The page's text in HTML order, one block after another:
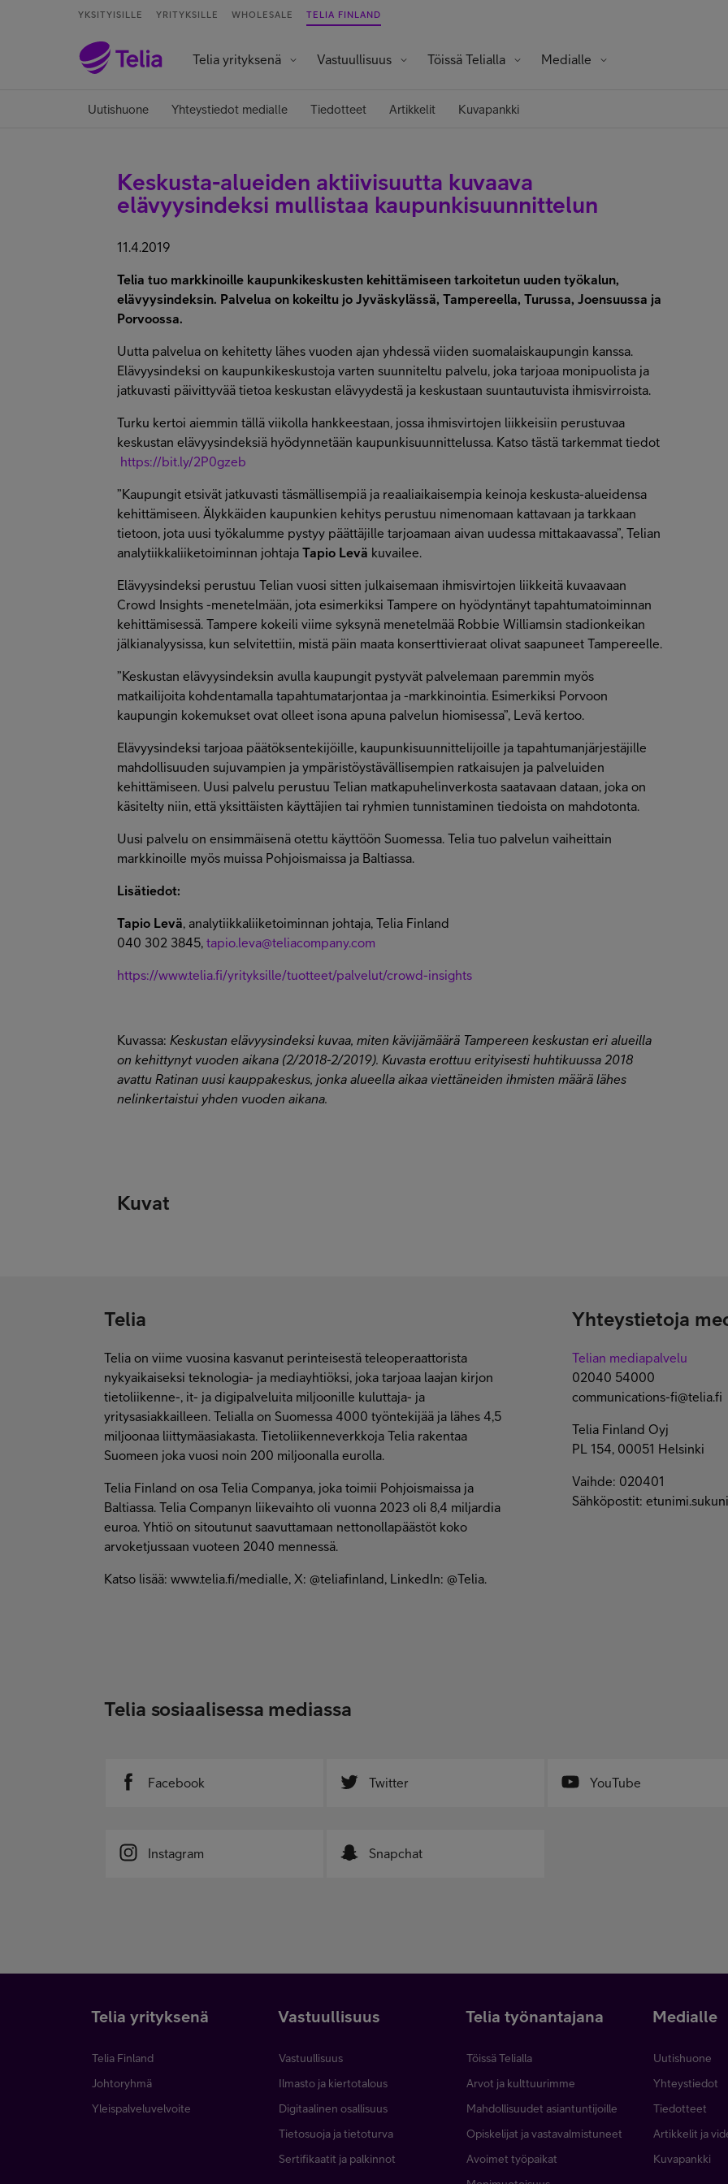
YKSITYISILLE YRITYKSILLE WHOLESALE TELIA FINLAND
Telia yrityksenä Vastuullisuus Töissä Telialla Medialle
Uutishuone Yhteystiedot medialle Tiedotteet Artikkelit Kuvapankki
Keskusta-alueiden aktiivisuutta kuvaava
elävyysindeksi mullistaa kaupunkisuunnittelun
11.4.2019
Telia tuo markkinoille kaupunkikeskusten kehittämiseen tarkoitetun uuden työkalun,
elävyysindeksin. Palvelua on kokeiltu jo Jyväskylässä, Tampereella, Turussa, Joensuussa ja
Porvoossa.
Uutta palvelua on kehitetty lähes vuoden ajan yhdessä viiden suomalaiskaupungin kanssa.
Elävyysindeksi on kaupunkikeskustoja varten suunniteltu palvelu, joka tarjoaa monipuolista ja
jatkuvasti päivittyvää tietoa keskustan elävyydestä ja keskustaan suuntautuvista ihmisvirroista.
Turku kertoi aiemmin tällä viikolla hankkeestaan, jossa ihmisvirtojen liikkeisiin perustuvaa
keskustan elävyysindeksiä hyödynnetään kaupunkisuunnittelussa. Katso tästä tarkemmat tiedot
https://bit.ly/2P0gzeb
”Kaupungit etsivät jatkuvasti täsmällisempiä ja reaaliaikaisempia keinoja keskusta-alueidensa
kehittämiseen. Älykkäiden kaupunkien kehitys perustuu nimenomaan kattavaan ja tarkkaan
tietoon, jota uusi työkalumme pystyy päättäjille tarjoamaan aivan uudessa mittakaavassa”, Telian
analytiikkaliiketoiminnan johtaja Tapio Levä kuvailee.
Elävyysindeksi perustuu Telian vuosi sitten julkaisemaan ihmisvirtojen liikkeitä kuvaavaan
Crowd Insights -menetelmään, jota esimerkiksi Tampere on hyödyntänyt tapahtumatoiminnan
kehittämisessä. Tampere kokeili viime syksynä menetelmää Robbie Williamsin stadionkeikan
jälkianalyysissa, kun selvitettiin, mistä päin maata konserttivieraat olivat saapuneet Tampereelle.
”Keskustan elävyysindeksin avulla kaupungit pystyvät palvelemaan paremmin myös
matkailijoita kohdentamalla tapahtumatarjontaa ja -markkinointia. Esimerkiksi Porvoon
kaupungin kokemukset ovat olleet isona apuna palvelun hiomisessa”, Levä kertoo.
Elävyysindeksi tarjoaa päätöksentekijöille, kaupunkisuunnittelijoille ja tapahtumanjärjestäjille
mahdollisuuden sujuvampien ja ympäristöystävällisempien ratkaisujen ja palveluiden
kehittämiseen. Uusi palvelu perustuu Telian matkapuhelinverkosta saatavaan dataan, joka on
käsitelty niin, että yksittäisten käyttäjien tai ryhmien tunnistaminen tiedoista on mahdotonta.
Uusi palvelu on ensimmäisenä otettu käyttöön Suomessa. Telia tuo palvelun vaiheittain
markkinoille myös muissa Pohjoismaissa ja Baltiassa.
Lisätiedot:
Tapio Levä, analytiikkaliiketoiminnan johtaja, Telia Finland
040 302 3845, tapio.leva@teliacompany.com
https://www.telia.fi/yrityksille/tuotteet/palvelut/crowd-insights
Kuvassa: Keskustan elävyysindeksi kuvaa, miten kävijämäärä Tampereen keskustan eri alueilla
on kehittynyt vuoden aikana (2/2018-2/2019). Kuvasta erottuu erityisesti huhtikuussa 2018
avattu Ratinan uusi kauppakeskus, jonka alueella aikaa viettäneiden ihmisten määrä lähes
nelinkertaistui yhden vuoden aikana.
Kuvat
Telia
Telia on viime vuosina kasvanut perinteisestä teleoperaattorista
nykyaikaiseksi teknologia- ja mediayhtiöksi, joka tarjoaa laajan kirjon
tietoliikenne-, it- ja digipalveluita miljoonille kuluttaja- ja
yritysasiakkailleen. Telialla on Suomessa 4000 työntekijää ja lähes 4,5
miljoonaa liittymäasiakasta. Tietoliikenneverkkoja Telia rakentaa
Suomeen joka vuosi noin 200 miljoonalla eurolla.
Telia Finland on osa Telia Companya, joka toimii Pohjoismaissa ja
Baltiassa. Telia Companyn liikevaihto oli vuonna 2023 oli 8,4 miljardia
euroa. Yhtiö on sitoutunut saavuttamaan nettonollapäästöt koko
arvoketjussaan vuoteen 2040 mennessä.
Katso lisää: www.telia.fi/medialle, X: @teliafinland, LinkedIn: @Telia.
Yhteystietoja
Telian mediapalvelu
02040 54000
communications-fi@telia.fi
Telia Finland Oyj
PL 154, 00051 Helsinki
Vaihde: 020401
Sähköpostit:
Telia sosiaalisessa mediassa
Facebook Twitter YouTube
Instagram Snapchat
Telia yrityksenä
Telia Finland
Johtoryhmä
Yleispalveluvelvoite
Vastuullisuus
Vastuullisuus
Ilmasto ja kiertotalous
Digitaalinen osallisuus
Tietosuoja ja tietoturva
Sertifikaatit ja palkinnot
Telia työnantajana
Töissä Telialla
Arvot ja kulttuurimme
Mahdollisuudet asiantuntijoille
Opiskelijat ja vastavalmistuneet
Avoimet työpaikat
Medialle
Uutishuone
Yhteystiedot
Tiedotteet
Artikkelit ja
Kuvapankki